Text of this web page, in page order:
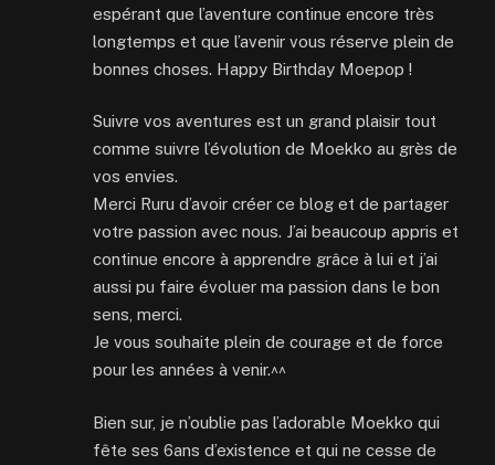
espérant que l’aventure continue encore très
longtemps et que l’avenir vous réserve plein de
bonnes choses. Happy Birthday Moepop !
Suivre vos aventures est un grand plaisir tout
comme suivre l’évolution de Moekko au grès de
vos envies.
Merci Ruru d’avoir créer ce blog et de partager
votre passion avec nous. J’ai beaucoup appris et
continue encore à apprendre grâce à lui et j’ai
aussi pu faire évoluer ma passion dans le bon
sens, merci.
Je vous souhaite plein de courage et de force
pour les années à venir.^^
Bien sur, je n’oublie pas l’adorable Moekko qui
fête ses 6ans d’existence et qui ne cesse de